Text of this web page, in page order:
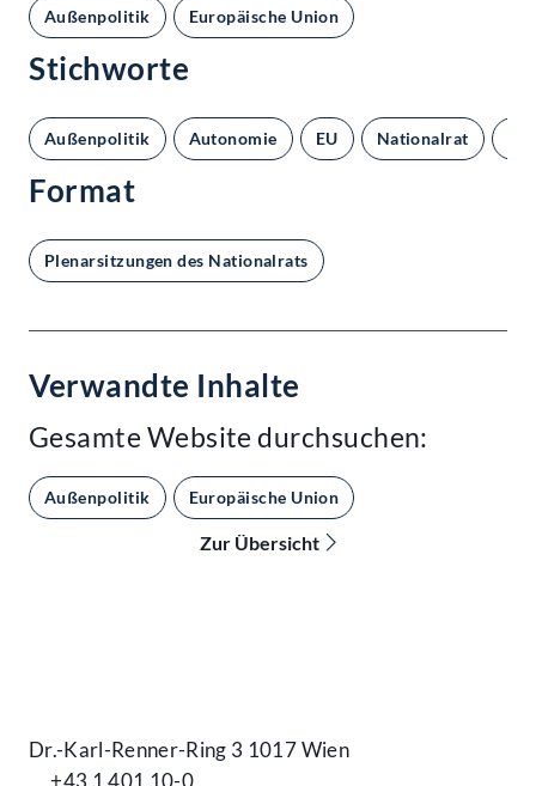
Außenpolitik Europäische Union
Stichworte
Außenpolitik Autonomie EU Nationalrat
Format
Plenarsitzungen des Nationalrats
Verwandte Inhalte
Gesamte Website durchsuchen:
Außenpolitik Europäische Union
Zur Übersicht
Dr.-Karl-Renner-Ring 3 1017 Wien